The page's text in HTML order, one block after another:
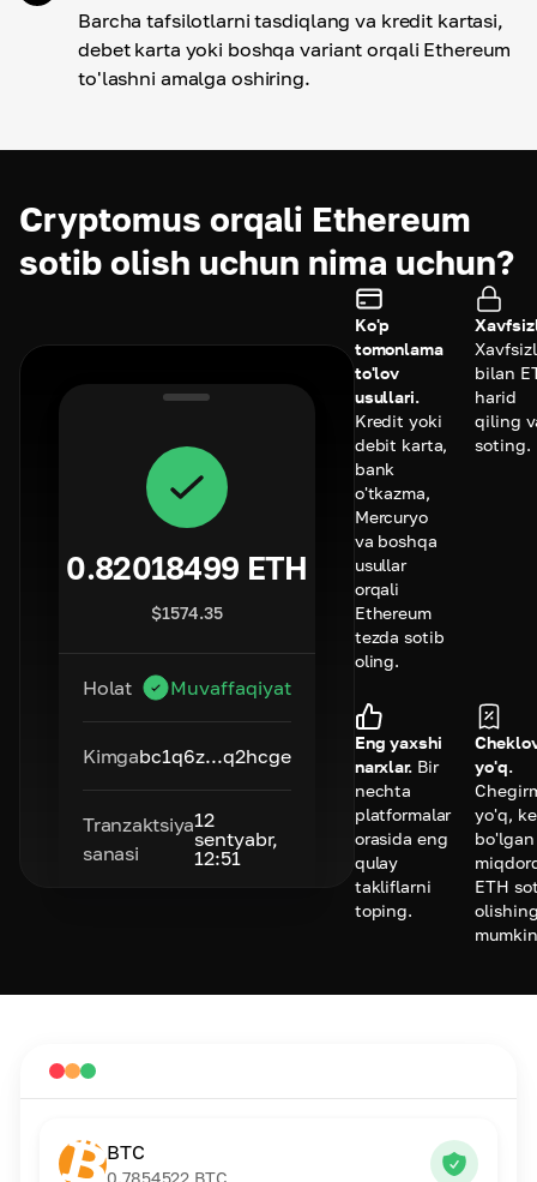
Barcha tafsilotlarni tasdiqlang va kredit kartasi,
debet karta yoki boshqa variant orqali Ethereum
to'lashni amalga oshiring.
Cryptomus orqali Ethereum
sotib olish uchun nima uchun?
0.82018499 ETH
$1574.35
Holat Muvaffaqiyat
Kimgabc1q6z...q2hcge
Tranzaktsiya
sanasi
12
sentyabr,
12:51
Ko'p
tomonlama
to'lov
usullari.
Kredit yoki
debit karta,
bank
o'tkazma,
Mercuryo
va boshqa
usullar
orqali
Ethereum
tezda sotib
oling.
bilan
harid
qiling
soting.
Eng yaxshi
narxlar. Bir
nechta
platformalar
orasida eng
qulay
takliflarni
toping.
yo'q.
yo'q,
bo'lgan
ETH
BTC
0.7854522 BTC